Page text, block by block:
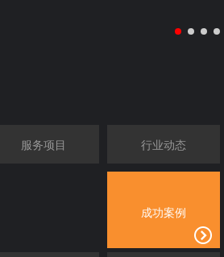
服务项目 行业动态
成功案例